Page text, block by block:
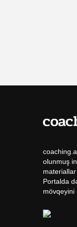
olunmuş
Portalda
mövqeyini